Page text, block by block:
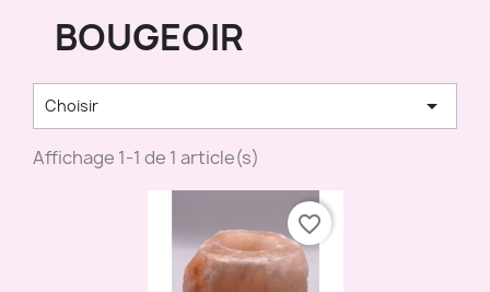
BOUGEOIR
Choisir 
Affichage 1-1 de 1 article(s)
favorite_border